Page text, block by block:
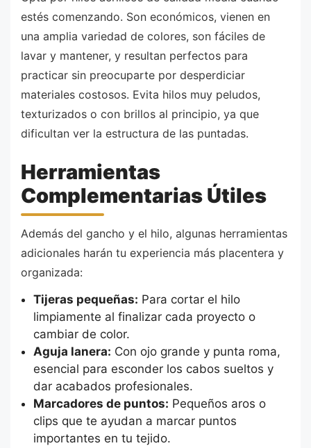
estés comenzando. Son económicos, vienen en
una amplia variedad de colores, son fáciles de
lavar y mantener, y resultan perfectos para
practicar sin preocuparte por desperdiciar
materiales costosos. Evita hilos muy peludos,
texturizados o con brillos al principio, ya que
dificultan ver la estructura de las puntadas.
Herramientas
Complementarias Útiles
Además del gancho y el hilo, algunas herramientas
adicionales harán tu experiencia más placentera y
organizada:
Tijeras pequeñas: Para cortar el hilo
limpiamente al finalizar cada proyecto o
cambiar de color.
Aguja lanera: Con ojo grande y punta roma,
esencial para esconder los cabos sueltos y
dar acabados profesionales.
Marcadores de puntos: Pequeños aros o
clips que te ayudan a marcar puntos
importantes en tu tejido.